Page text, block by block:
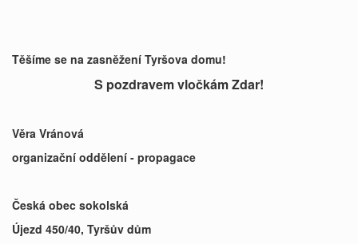
Těšíme se na zasněžení Tyršova domu!
S pozdravem vločkám Zdar!
Věra Vránová
organizační oddělení - propagace
Česká obec sokolská
Újezd 450/40, Tyršův dům